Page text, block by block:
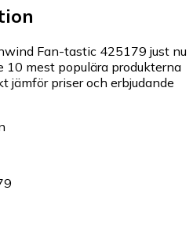
Fan-tastic 425179 just nu
10 mest populära produkterna
jämför priser och erbjudande